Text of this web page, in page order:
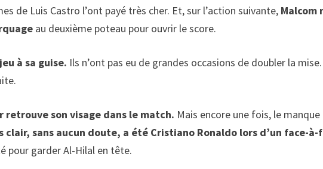
de Luis Castro l’ont payé très cher. Et, sur l’action suivante, Malcom
au deuxième poteau pour ouvrir le score.
à sa guise. Ils n’ont pas eu de grandes occasions de doubler la
retrouve son visage dans le match. Mais encore une fois, le
clair, sans aucun doute, a été Cristiano Ronaldo lors d’un face-à-
pour garder Al-Hilal en tête.